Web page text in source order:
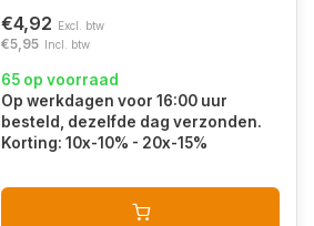
€4,92 Excl. btw
€5,95 Incl. btw
65 op voorraad
Op werkdagen voor 16:00 uur
besteld, dezelfde dag verzonden.
Korting: 10x-10% - 20x-15%